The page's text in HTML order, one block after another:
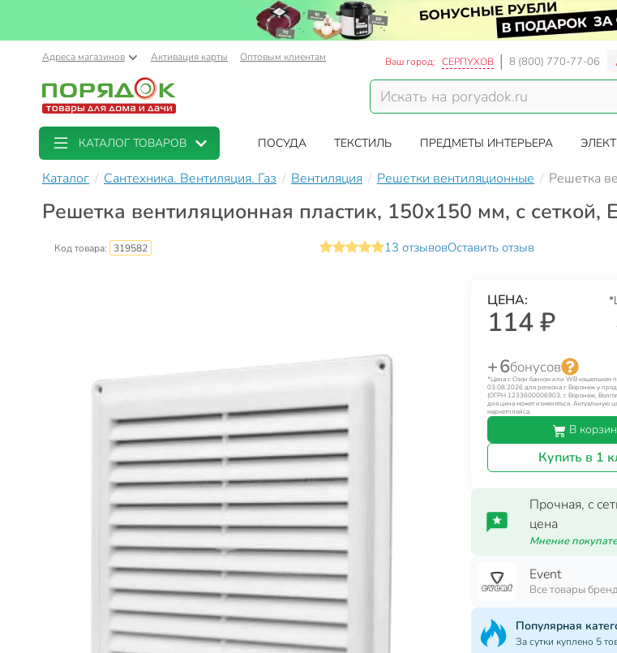
Адреса магазинов Активация карты Оптовым клиентам Ваш город: СЕРПУХОВ 8 (800) 770-77-06
КАТАЛОГ ТОВАРОВ ПОСУДА ТЕКСТИЛЬ ПРЕДМЕТЫ ИНТЕРЬЕРА
Каталог Сантехника. Вентиляция. Газ Вентиляция Решетки вентиляционные Решетка
Решетка вентиляционная пластик, 150х150 мм, с сеткой,
Код товара: 319582 13 отзывовОставить отзыв
ЦЕНА:
114 ₽
+ 6бонусов
*Цена с Озон банком или WB кошельком
03.08.2026 для региона г. Воронеж у
(ОГРН 1233600006903, г. Воронеж,
дня цена может изменяться. Актуальную
маркетплейса.
В
Купить в 1
Прочная, с
цена
Мнение
Event
Все товары
Популярная
За сутки куплено 5